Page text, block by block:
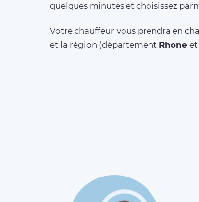
quelques minutes et choisissez
Votre chauffeur vous prendra en
et la région (département Rhone et